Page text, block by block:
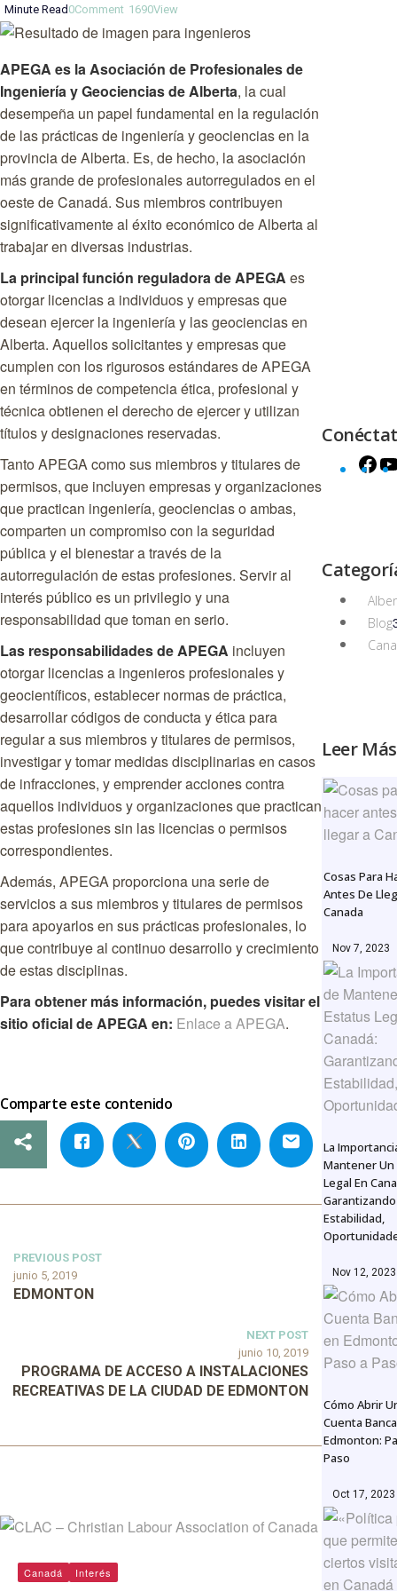
Minute Read 0Comment 1690View
APEGA es la Asociación de Profesionales de
Ingeniería y Geociencias de Alberta, la cual
desempeña un papel fundamental en la regulación
de las prácticas de ingeniería y geociencias en la
provincia de Alberta. Es, de hecho, la asociación
más grande de profesionales autorregulados en el
oeste de Canadá. Sus miembros contribuyen
significativamente al éxito económico de Alberta al
trabajar en diversas industrias.
La principal función reguladora de APEGA es
otorgar licencias a individuos y empresas que
desean ejercer la ingeniería y las geociencias en
Alberta. Aquellos solicitantes y empresas que
cumplen con los rigurosos estándares de APEGA
en términos de competencia ética, profesional y
técnica obtienen el derecho de ejercer y utilizan
títulos y designaciones reservadas.
Tanto APEGA como sus miembros y titulares de
permisos, que incluyen empresas y organizaciones
que practican ingeniería, geociencias o ambas,
comparten un compromiso con la seguridad
pública y el bienestar a través de la
autorregulación de estas profesiones. Servir al
interés público es un privilegio y una
responsabilidad que toman en serio.
Las responsabilidades de APEGA incluyen
otorgar licencias a ingenieros profesionales y
geocientíficos, establecer normas de práctica,
desarrollar códigos de conducta y ética para
regular a sus miembros y titulares de permisos,
investigar y tomar medidas disciplinarias en casos
de infracciones, y emprender acciones contra
aquellos individuos y organizaciones que practican
estas profesiones sin las licencias o permisos
correspondientes.
Además, APEGA proporciona una serie de
servicios a sus miembros y titulares de permisos
para apoyarlos en sus prácticas profesionales, lo
que contribuye al continuo desarrollo y crecimiento
de estas disciplinas.
Para obtener más información, puedes visitar el
sitio oficial de APEGA en: Enlace a APEGA.
Comparte este contenido
PREVIOUS POST
junio 5, 2019
EDMONTON
NEXT POST
junio 10, 2019
PROGRAMA DE ACCESO A INSTALACIONES
RECREATIVAS DE LA CIUDAD DE EDMONTON
Canadá Interés
Blog
Leer Más
Cosas Para
Antes De
Canada
Nov 7, 2023
La
Mantener
Legal En
Garantizando
Estabilidad,
Nov 12, 2023
Cómo Abrir
Cuenta
Edmonton:
Paso
Oct 17, 2023